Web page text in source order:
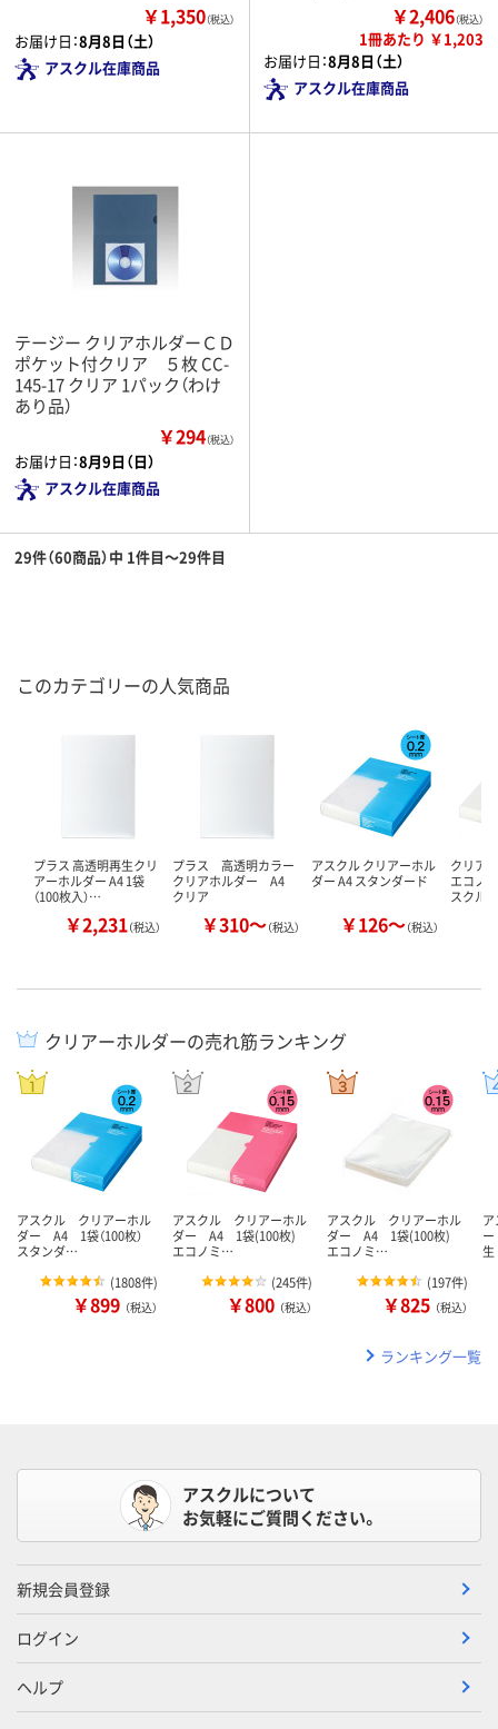
￥1,350（税込）
お届け日：8月8日（土）
アスクル在庫商品
￥2,406（税込）
1冊あたり ￥1,203
お届け日：8月8日（土）
アスクル在庫商品
テージー クリアホルダーＣＤ
ポケット付クリア ５枚 CC-
145-17 クリア 1パック（わけ
あり品）
￥294（税込）
お届け日：8月9日（日）
アスクル在庫商品
29件（60商品）中 1件目～29件目
このカテゴリーの人気商品
プラス 高透明再生クリ
アーホルダー A4 1袋
（100枚入）…
￥2,231（税込）
プラス 高透明カラー
クリアホルダー A4
クリア
￥310～（税込）
アスクル クリアーホル
ダー A4 スタンダード
￥126～（税込）
クリ
エコノ
スクル
クリアーホルダーの売れ筋ランキング
アスクル クリアーホル
ダー A4 1袋（100枚）
スタンダ…
(1808件)
￥899 （税込）
アスクル クリアーホル
ダー A4 1袋(100枚)
エコノミ…
(245件)
￥800 （税込）
アスクル クリアーホル
ダー A4 1袋(100枚)
エコノミ…
(197件)
￥825 （税込）
ランキング一覧
アスクルについて
お気軽にご質問ください。
新規会員登録
ログイン
ヘルプ